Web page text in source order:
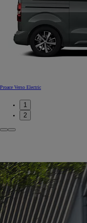
Proace Verso Electric
1
2